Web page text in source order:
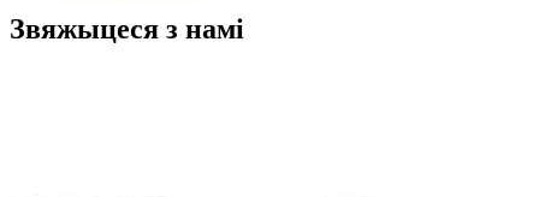
Звяжыцеся з намі